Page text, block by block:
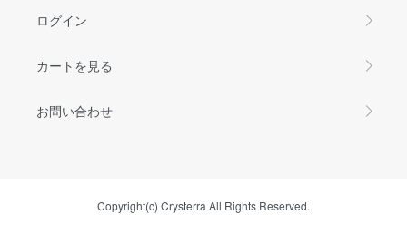
ログイン
カートを見る
お問い合わせ
Copyright(c) Crysterra All Rights Reserved.